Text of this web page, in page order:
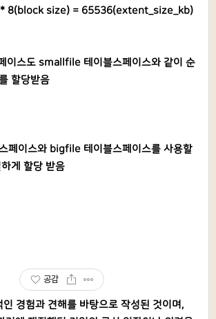
8(block size) = 65536(extent_size_kb)
이스도 smallfile 테이블스페이스와 같이 순
할당받음
페이스와 bigfile 테이블스페이스를 사용할
게 할당 받음
공감
경험과 견해를 바탕으로 작성된 것이며,